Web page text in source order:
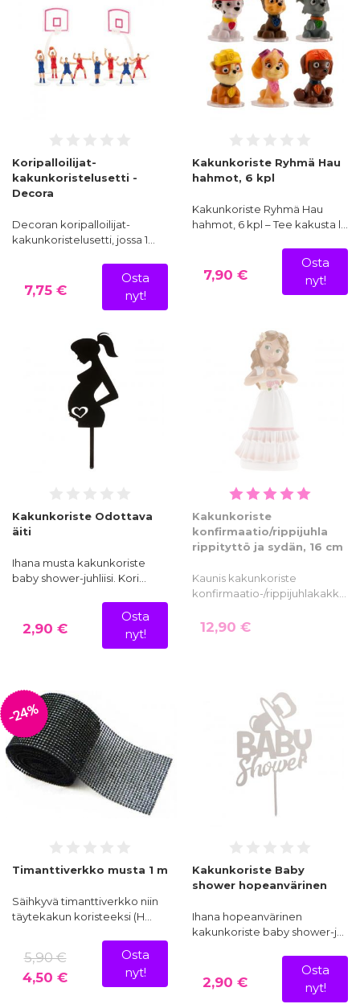
Koripalloilijat-
kakunkoristelusetti -
Decora
Decoran koripalloilijat-
kakunkoristelusetti, jossa 1…
7,75 €
Osta
nyt!
Kakunkoriste Ryhmä Hau
hahmot, 6 kpl
Kakunkoriste Ryhmä Hau
hahmot, 6 kpl – Tee kakusta l…
7,90 €
Osta
nyt!
Kakunkoriste Odottava
äiti
Ihana musta kakunkoriste
baby shower-juhliisi. Kori…
2,90 €
Osta
nyt!
Kakunkoriste
konfirmaatio/rippijuhla
rippityttö ja sydän, 16 cm
Kaunis kakunkoriste
konfirmaatio-/rippijuhlakakk…
12,90 €
-24%
Timanttiverkko musta 1 m
Säihkyvä timanttiverkko niin
täytekakun koristeeksi (H…
5,90 €
4,50 €
Osta
nyt!
Kakunkoriste Baby
shower hopeanvärinen
Ihana hopeanvärinen
kakunkoriste baby shower-j…
2,90 €
Osta
nyt!